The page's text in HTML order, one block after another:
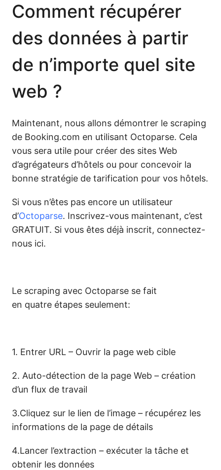
Comment récupérer
des données à partir
de n’importe quel site
web ?
Maintenant, nous allons démontrer le scraping
de Booking.com en utilisant Octoparse. Cela
vous sera utile pour créer des sites Web
d’agrégateurs d’hôtels ou pour concevoir la
bonne stratégie de tarification pour vos hôtels.
Si vous n’êtes pas encore un utilisateur
d’Octoparse. Inscrivez-vous maintenant, c’est
GRATUIT. Si vous êtes déjà inscrit, connectez-
nous ici.
Le scraping avec Octoparse se fait
en quatre étapes seulement:
1. Entrer URL – Ouvrir la page web cible
2. Auto-détection de la page Web – création
d’un flux de travail
3.Cliquez sur le lien de l’image – récupérez les
informations de la page de détails
4.Lancer l’extraction – exécuter la tâche et
obtenir les données